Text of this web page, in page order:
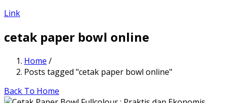
Link
cetak paper bowl online
Home /
Posts tagged "cetak paper bowl online"
Back To Home